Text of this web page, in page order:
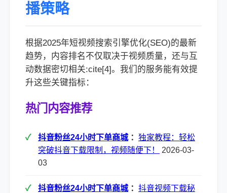
播策略
根据2025年短视频搜索引擎优化(SEO)的最新
趋势，内容排名不仅取决于视频质量，还与互
动数据密切相关:cite[4]。我们的服务能有效提
升这些关键指标：
热门内容推荐
抖音粉丝24小时下单商城： 独家教程：轻松
突破抖音下载限制，视频随便下！
2026-03-
03
抖音粉丝24小时下单商城： 抖音视频下载秘